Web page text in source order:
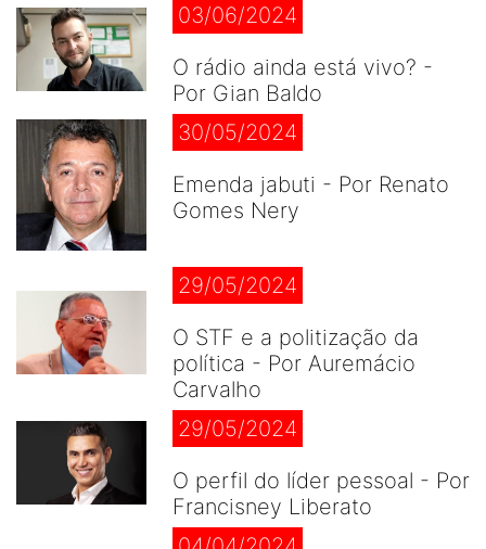
03/06/2024
O rádio ainda está vivo? -
Por Gian Baldo
30/05/2024
Emenda jabuti - Por Renato
Gomes Nery
29/05/2024
O STF e a politização da
política - Por Auremácio
Carvalho
29/05/2024
O perfil do líder pessoal - Por
Francisney Liberato